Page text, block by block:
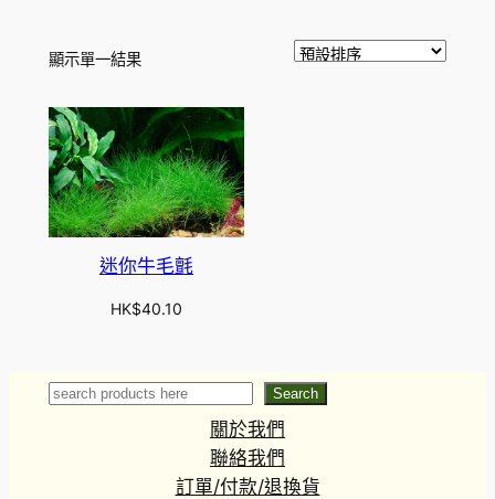
顯示單一結果
迷你牛毛氈
HK$40.10
Search Search
關於我們
聯絡我們
訂單/付款/退換貨